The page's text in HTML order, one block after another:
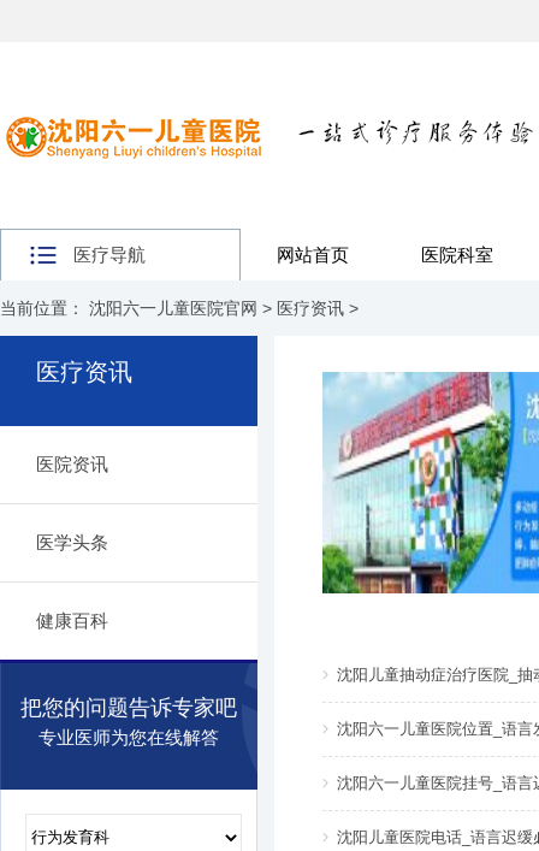
医疗导航 网站首页 医院科室
当前位置： 沈阳六一儿童医院官网 > 医疗资讯 >
医疗资讯
医院资讯
医学头条
健康百科
把您的问题告诉专家吧
专业医师为您在线解答
沈阳儿童抽动症治疗医院_
沈阳六一儿童医院位置_语
沈阳六一儿童医院挂号_语
沈阳儿童医院电话_语言迟